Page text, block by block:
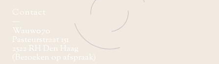
Contact
Wauw070
Pasteurstraat 151
2522 RH Den Haag
(Bezoeken op afspraak)